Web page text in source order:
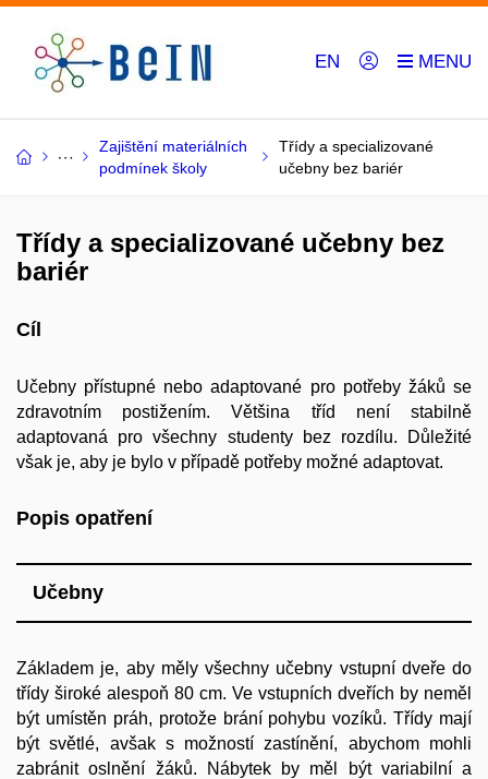
EN
Zajištění materiálních
podmínek školy
Třídy a specializované
učebny bez bariér
Třídy a specializované učebny bez
bariér
Cíl
Učebny přístupné nebo adaptované pro potřeby žáků se
zdravotním postižením. Většina tříd není stabilně
adaptovaná pro všechny studenty bez rozdílu. Důležité
však je, aby je bylo v případě potřeby možné adaptovat.
Popis opatření
Učebny
Základem je, aby měly všechny učebny vstupní dveře do
třídy široké alespoň 80 cm. Ve vstupních dveřích by neměl
být umístěn práh, protože brání pohybu vozíků. Třídy mají
být světlé, avšak s možností zastínění, abychom mohli
zabránit oslnění žáků. Nábytek by měl být variabilní a